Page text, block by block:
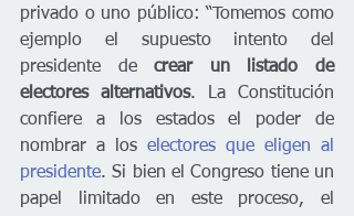
privado o uno público: “Tomemos como
ejemplo el supuesto intento del
presidente de crear un listado de
electores alternativos. La Constitución
confiere a los estados el poder de
nombrar a los electores que eligen al
presidente. Si bien el Congreso tiene un
papel limitado en este proceso, el